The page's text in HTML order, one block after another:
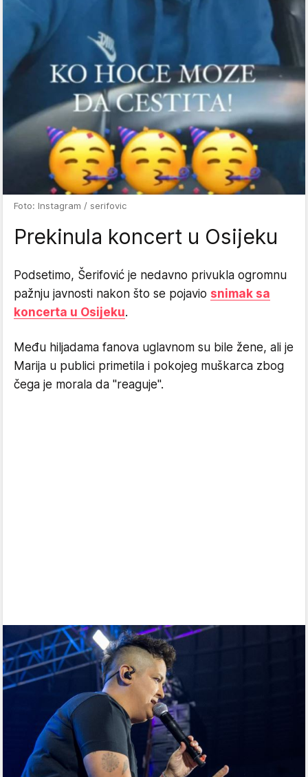
Foto: Instagram / serifovic
Prekinula koncert u Osijeku
Podsetimo, Šerifović je nedavno privukla ogromnu
pažnju javnosti nakon što se pojavio snimak sa
koncerta u Osijeku.
Među hiljadama fanova uglavnom su bile žene, ali je
Marija u publici primetila i pokojeg muškarca zbog
čega je morala da "reaguje".